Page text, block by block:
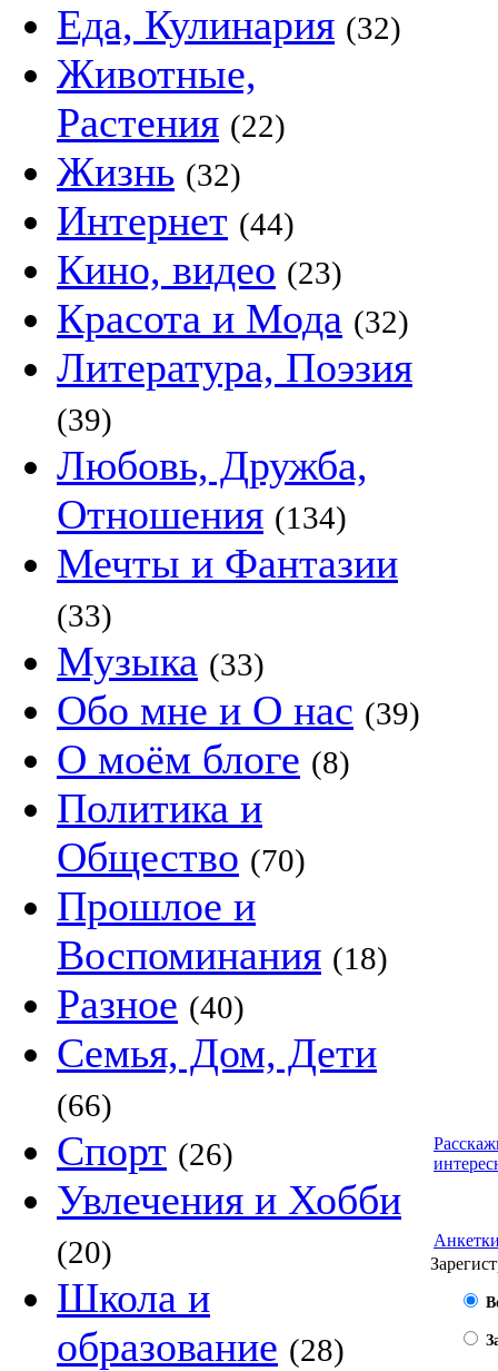
Еда, Кулинария (32)
Животные,
Растения (22)
Жизнь (32)
Интернет (44)
Кино, видео (23)
Красота и Мода (32)
Литература, Поэзия
(39)
Любовь, Дружба,
Отношения (134)
Мечты и Фантазии
(33)
Музыка (33)
Обо мне и О нас (39)
О моём блоге (8)
Политика и
Общество (70)
Прошлое и
Воспоминания (18)
Разное (40)
Семья, Дом, Дети
(66)
Спорт (26)
Увлечения и Хобби
(20)
Школа и
образование (28)